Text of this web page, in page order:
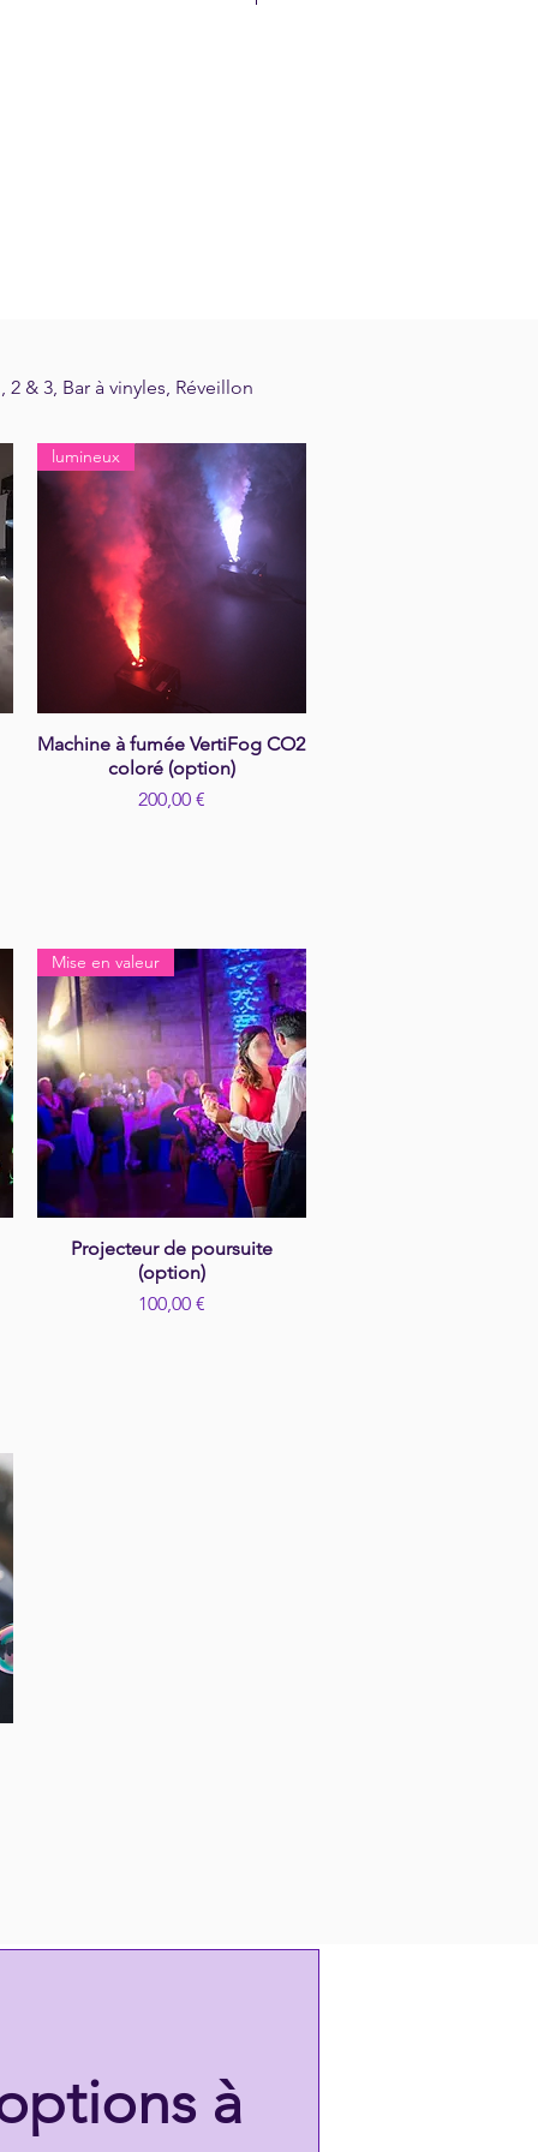
& 3, Bar à vinyles, Réveillon
Aperçu rapide
lumineux
Machine à fumée VertiFog CO2
coloré (option)
Prix
200,00 €
Aperçu rapide
Mise en valeur
Projecteur de poursuite
(option)
Prix
100,00 €
à